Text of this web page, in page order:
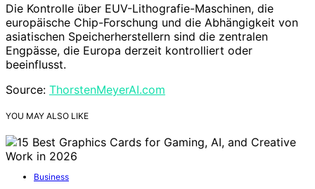
Die Kontrolle über EUV-Lithografie-Maschinen, die
europäische Chip-Forschung und die Abhängigkeit von
asiatischen Speicherherstellern sind die zentralen
Engpässe, die Europa derzeit kontrolliert oder
beeinflusst.
Source: ThorstenMeyerAI.com
YOU MAY ALSO LIKE
Business